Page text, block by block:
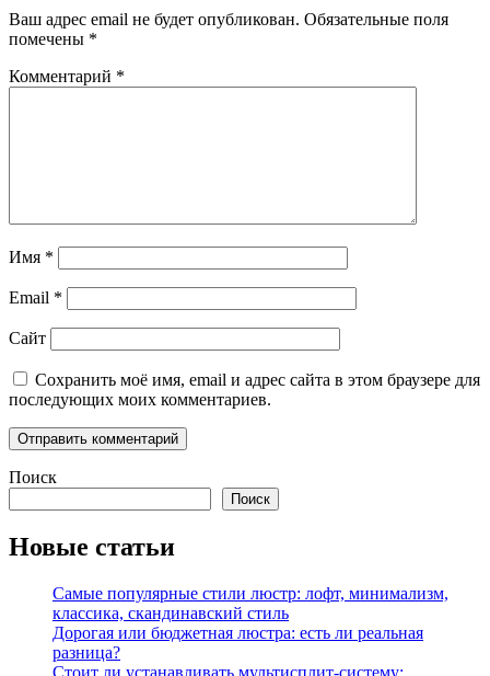
Ваш адрес email не будет опубликован. Обязательные поля
помечены *
Комментарий *
Имя *
Email *
Сайт
Сохранить моё имя, email и адрес сайта в этом браузере для
последующих моих комментариев.
Поиск
Поиск
Новые статьи
Самые популярные стили люстр: лофт, минимализм,
классика, скандинавский стиль
Дорогая или бюджетная люстра: есть ли реальная
разница?
Стоит ли устанавливать мультисплит-систему: